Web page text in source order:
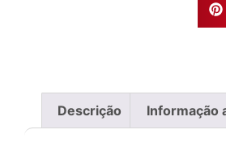
Descrição Informação